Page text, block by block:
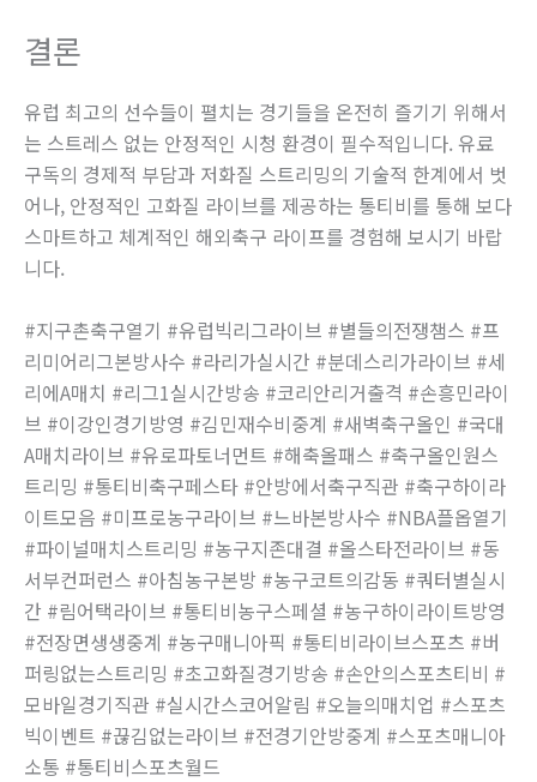
결론
유럽 최고의 선수들이 펼치는 경기들을 온전히 즐기기 위해서
는 스트레스 없는 안정적인 시청 환경이 필수적입니다. 유료
구독의 경제적 부담과 저화질 스트리밍의 기술적 한계에서 벗
어나, 안정적인 고화질 라이브를 제공하는 통티비를 통해 보다
스마트하고 체계적인 해외축구 라이프를 경험해 보시기 바랍
니다.
#지구촌축구열기 #유럽빅리그라이브 #별들의전쟁챔스 #프
리미어리그본방사수 #라리가실시간 #분데스리가라이브 #세
리에A매치 #리그1실시간방송 #코리안리거출격 #손흥민라이
브 #이강인경기방영 #김민재수비중계 #새벽축구올인 #국대
A매치라이브 #유로파토너먼트 #해축올패스 #축구올인원스
트리밍 #통티비축구페스타 #안방에서축구직관 #축구하이라
이트모음 #미프로농구라이브 #느바본방사수 #NBA플옵열기
#파이널매치스트리밍 #농구지존대결 #올스타전라이브 #동
서부컨퍼런스 #아침농구본방 #농구코트의감동 #쿼터별실시
간 #림어택라이브 #통티비농구스페셜 #농구하이라이트방영
#전장면생생중계 #농구매니아픽 #통티비라이브스포츠 #버
퍼링없는스트리밍 #초고화질경기방송 #손안의스포츠티비 #
모바일경기직관 #실시간스코어알림 #오늘의매치업 #스포츠
빅이벤트 #끊김없는라이브 #전경기안방중계 #스포츠매니아
소통 #통티비스포츠월드